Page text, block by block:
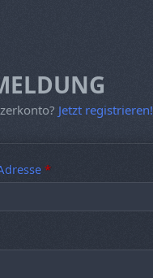
Jetzt registrieren!
*